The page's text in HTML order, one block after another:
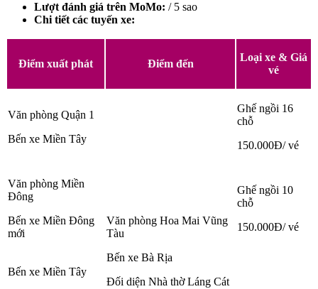
Lượt đánh giá trên MoMo: / 5 sao
Chi tiết các tuyến xe:
Điểm xuất phát Điểm đến
Loại xe & Giá
vé
Văn phòng Quận 1
Bến xe Miền Tây
Văn phòng Hoa Mai Vũng
Tàu
Bến xe Bà Rịa
Đối diện Nhà thờ Láng Cát
Ghế ngồi 16
chỗ
150.000Đ/ vé
Văn phòng Miền
Đông
Bến xe Miền Đông
mới
Ghế ngồi 10
chỗ
150.000Đ/ vé
Bến xe Miền Tây